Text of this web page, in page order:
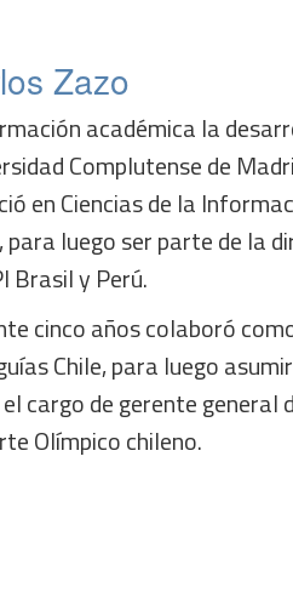
Zazo
académica la
Complutense de
en Ciencias de la
para luego ser parte de la
Brasil y Perú.
cinco años colaboró
Chile, para luego
cargo de gerente general
Olímpico chileno.